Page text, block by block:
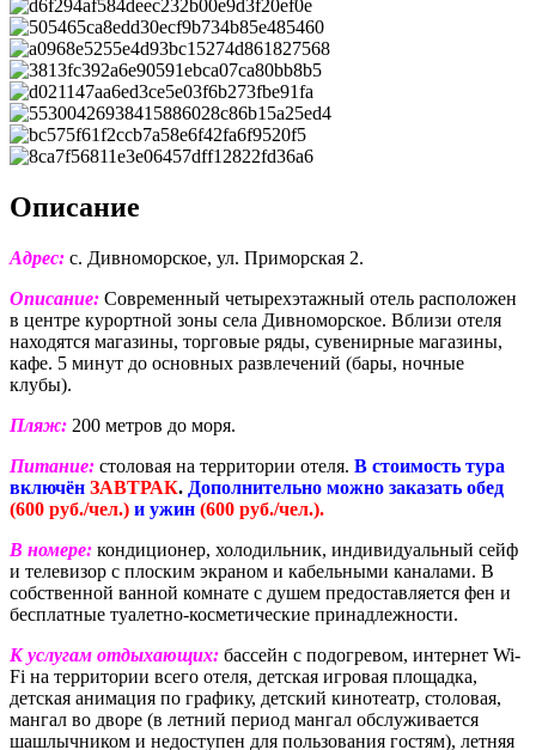
Описание
Адрес: с. Дивноморское, ул. Приморская 2.
Описание: Современный четырехэтажный отель расположен
в центре курортной зоны села Дивноморское. Вблизи отеля
находятся магазины, торговые ряды, сувенирные магазины,
кафе. 5 минут до основных развлечений (бары, ночные
клубы).
Пляж: 200 метров до моря.
Питание: столовая на территории отеля. В стоимость тура
включён ЗАВТРАК. Дополнительно можно заказать обед
(600 руб./чел.) и ужин (600 руб./чел.).
В номере: кондиционер, холодильник, индивидуальный сейф
и телевизор с плоским экраном и кабельными каналами. В
собственной ванной комнате с душем предоставляется фен и
бесплатные туалетно-косметические принадлежности.
К услугам отдыхающих: бассейн с подогревом, интернет Wi-
Fi на территории всего отеля, детская игровая площадка,
детская анимация по графику, детский кинотеатр, столовая,
мангал во дворе (в летний период мангал обслуживается
шашлычником и недоступен для пользования гостям), летняя